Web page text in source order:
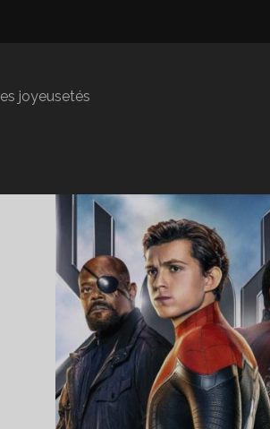
joyeusetés